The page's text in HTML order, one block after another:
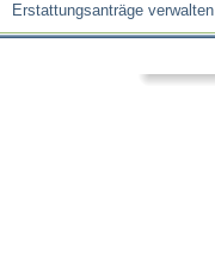
Erstattungsanträge verwalten